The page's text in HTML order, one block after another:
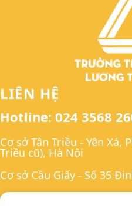
LIÊN HỆ
Hotline: 024 3568
Cơ sở Tân Triều - Yên Xá,
Triều cũ), Hà Nội
Cơ sở Cầu Giấy - Số 35